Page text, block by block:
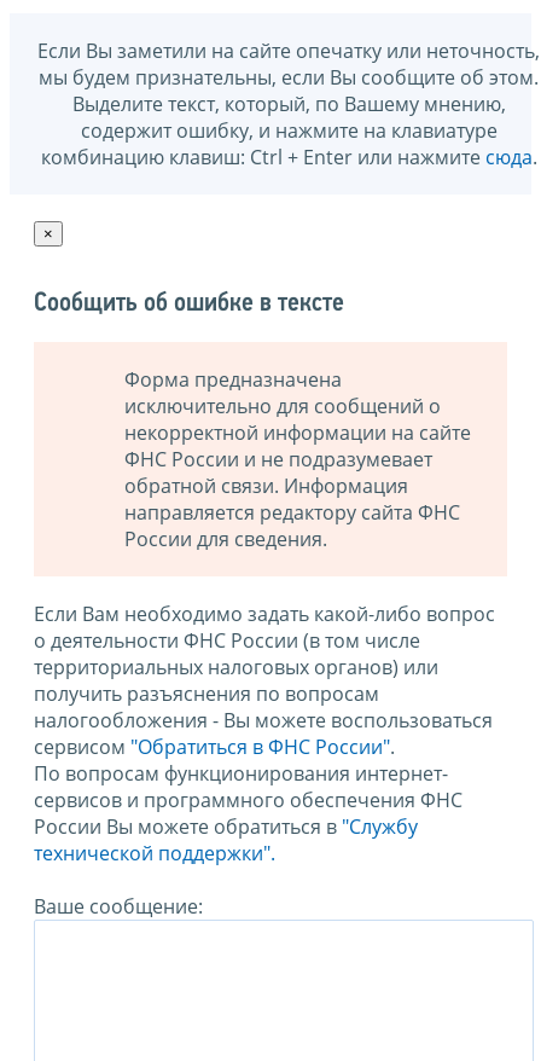
Если Вы заметили на сайте опечатку или неточность,
мы будем признательны, если Вы сообщите об этом.
Выделите текст, который, по Вашему мнению,
содержит ошибку, и нажмите на клавиатуре
комбинацию клавиш: Ctrl + Enter или нажмите сюда.
×
Сообщить об ошибке в тексте
Форма предназначена
исключительно для сообщений о
некорректной информации на сайте
ФНС России и не подразумевает
обратной связи. Информация
направляется редактору сайта ФНС
России для сведения.
Если Вам необходимо задать какой-либо вопрос
о деятельности ФНС России (в том числе
территориальных налоговых органов) или
получить разъяснения по вопросам
налогообложения - Вы можете воспользоваться
сервисом "Обратиться в ФНС России".
По вопросам функционирования интернет-
сервисов и программного обеспечения ФНС
России Вы можете обратиться в "Службу
технической поддержки".
Ваше сообщение: